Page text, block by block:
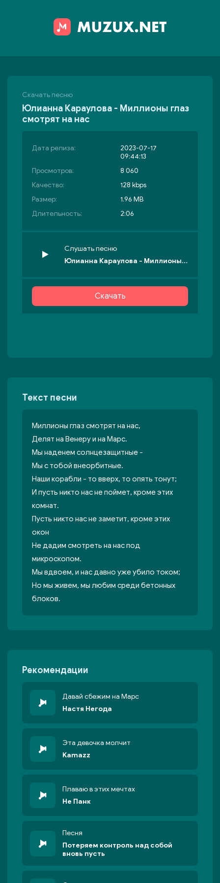
Скачать песню
Юлианна Караулова - Миллионы глаз
смотрят на нас
Дата релиза:
2023-07-17
09:44:13
Просмотров:
8 060
Качество:
128 kbps
Размер:
1.96 MB
Длительность:
2:06
Слушать песню
Юлианна Караулова - Миллионы глаз смотрят на нас
Скачать
Текст песни
Миллионы глаз смотрят на нас,
Делят на Венеру и на Марс.
Мы наденем солнцезащитные -
Мы с тобой внеорбитные.
Наши корабли - то вверх, то опять тонут;
И пусть никто нас не поймет, кроме этих
комнат.
Пусть никто нас не заметит, кроме этих
окон
Не дадим смотреть на нас под
микроскопом.
Мы вдвоем, и нас давно уже убило током;
Но мы живем, мы любим среди бетонных
блоков.
Рекомендации
Давай сбежим на Марс
Настя Негода
Эта девочка молчит
Kamazz
Плаваю в этих мечтах
Не Панк
Песня
Потеряем контроль над собой
вновь пусть